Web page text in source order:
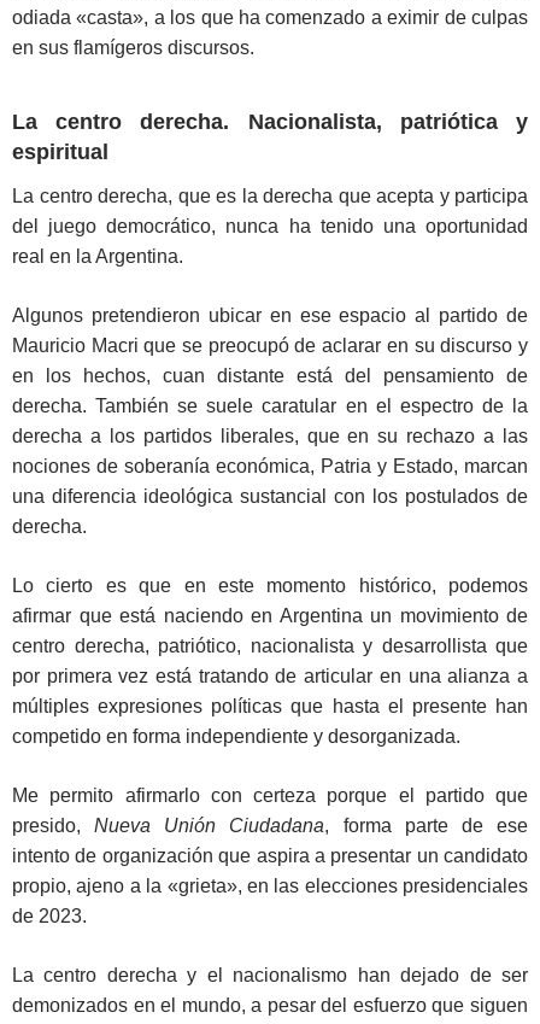
odiada «casta», a los que ha comenzado a eximir de culpas
en sus flamígeros discursos.
La centro derecha. Nacionalista, patriótica y
espiritual
La centro derecha, que es la derecha que acepta y participa
del juego democrático, nunca ha tenido una oportunidad
real en la Argentina.
Algunos pretendieron ubicar en ese espacio al partido de
Mauricio Macri que se preocupó de aclarar en su discurso y
en los hechos, cuan distante está del pensamiento de
derecha. También se suele caratular en el espectro de la
derecha a los partidos liberales, que en su rechazo a las
nociones de soberanía económica, Patria y Estado, marcan
una diferencia ideológica sustancial con los postulados de
derecha.
Lo cierto es que en este momento histórico, podemos
afirmar que está naciendo en Argentina un movimiento de
centro derecha, patriótico, nacionalista y desarrollista que
por primera vez está tratando de articular en una alianza a
múltiples expresiones políticas que hasta el presente han
competido en forma independiente y desorganizada.
Me permito afirmarlo con certeza porque el partido que
presido,Nueva Unión Ciudadana, forma parte de ese
intento de organización que aspira a presentar un candidato
propio, ajeno a la «grieta», en las elecciones presidenciales
de 2023.
La centro derecha y el nacionalismo han dejado de ser
demonizados en el mundo, a pesar del esfuerzo que siguen